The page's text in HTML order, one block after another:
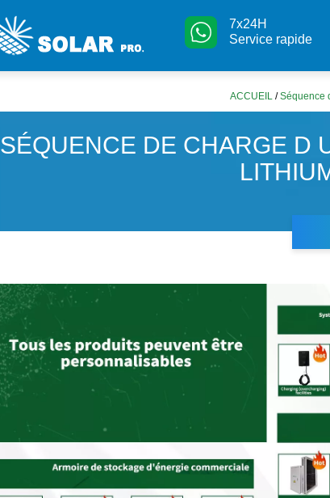
7x24H
Service rapide
ACCUEIL /Séquence
SÉQUENCE DE CHARGE D